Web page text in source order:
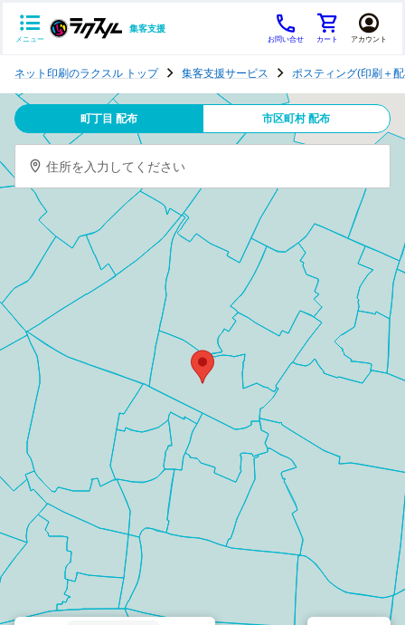
メニュー
集客支援
お問い合せ カート アカウント
テ
ン
グ
ネット印刷のラクスル トップ 集客支援サービス ポスティング(印刷＋
町丁目 配布 市区町村 配布
住所を入力してください